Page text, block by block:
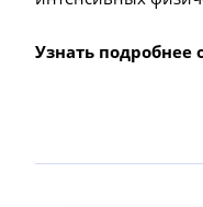
Узнать подробнее